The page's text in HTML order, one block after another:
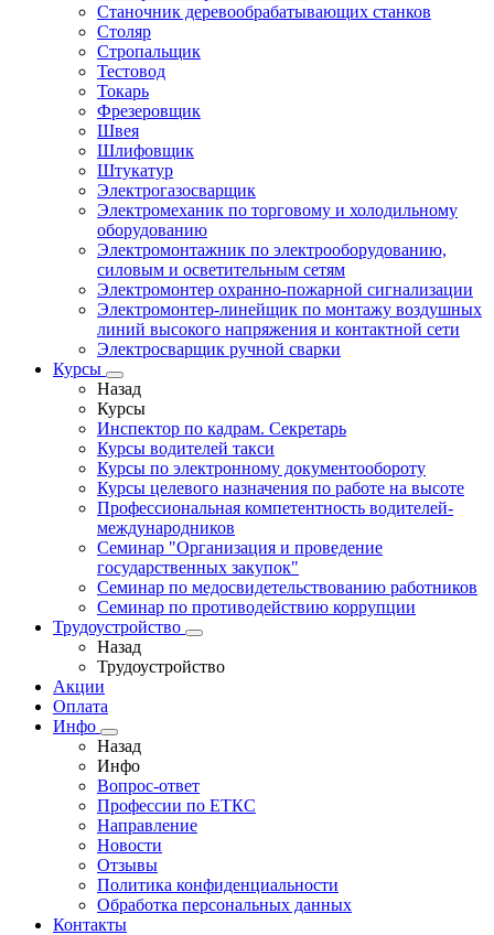
Станочник деревообрабатывающих станков
Столяр
Стропальщик
Тестовод
Токарь
Фрезеровщик
Швея
Шлифовщик
Штукатур
Электрогазосварщик
Электромеханик по торговому и холодильному
оборудованию
Электромонтажник по электрооборудованию,
силовым и осветительным сетям
Электромонтер охранно-пожарной сигнализации
Электромонтер-линейщик по монтажу воздушных
линий высокого напряжения и контактной сети
Электросварщик ручной сварки
Курсы
Назад
Курсы
Инспектор по кадрам. Секретарь
Курсы водителей такси
Курсы по электронному документообороту
Курсы целевого назначения по работе на высоте
Профессиональная компетентность водителей-
международников
Семинар "Организация и проведение
государственных закупок"
Семинар по медосвидетельствованию работников
Семинар по противодействию коррупции
Трудоустройство
Назад
Трудоустройство
Акции
Оплата
Инфо
Назад
Инфо
Вопрос-ответ
Профессии по ЕТКС
Направление
Новости
Отзывы
Политика конфиденциальности
Обработка персональных данных
Контакты